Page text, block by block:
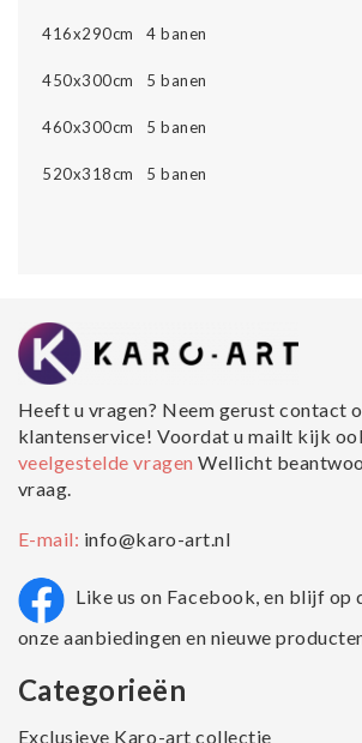
416x290cm 4 banen
450x300cm 5 banen
460x300cm 5 banen
520x318cm 5 banen
Heeft u vragen? Neem gerust contact
klantenservice! Voordat u mailt kijk
veelgestelde vragenWellicht
vraag.
E-mail: info@karo-art.nl
Like us on Facebook, en blijf op
onze aanbiedingen en nieuwe
Categorieën
Exclusieve Karo-art collectie